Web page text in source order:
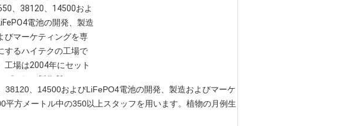
、38120、14500およ
電池の開発、製造
びマーケティングを専
するハイテクの工場で
工場は2004年にセット
プされ、製作所の
平方メートル中の350
スタッフを用います。
、14500およびLiFePO4電池の開発、製造およびマーケ
方メートル中の350以上スタッフを用います。植物の月例生